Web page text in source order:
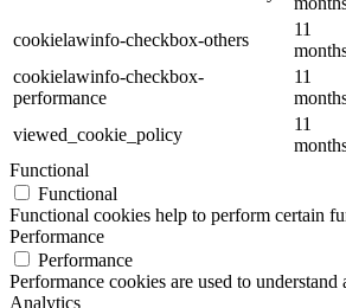
cookielawinfo-checkbox-others
11
cookielawinfo-checkbox-
performance
11
viewed_cookie_policy
11
Functional
Functional
Functional cookies help to perform certain
Performance
Performance
Performance cookies are used to
Analytics